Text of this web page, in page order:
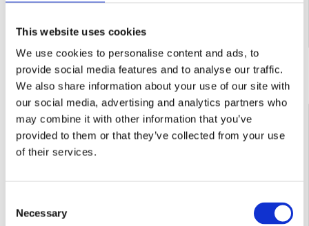
This website uses cookies
We use cookies to personalise content and ads, to
provide social media features and to analyse our traffic.
We also share information about your use of our site with
our social media, advertising and analytics partners who
may combine it with other information that you’ve
provided to them or that they’ve collected from your use
of their services.
Selection
Necessary
COD:TST300101
Statie mobila pentru sapa traditionala OVERMAT Seria T